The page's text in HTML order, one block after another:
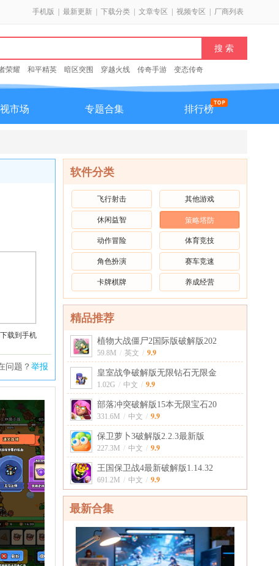
手机版 最新更新 下载分类 文章专区 视频专区 厂商列表
荣耀 和平精英 暗区突围 穿越火线 传奇手游 变态传奇
市场 专题合集 排行榜
问题？ 举报
载到手机
软件分类
飞行射击 其他游戏
休闲益智 策略塔防
动作冒险 体育竞技
角色扮演 赛车竞速
卡牌棋牌 养成经营
精品推荐
植物大战僵尸2国际版破解版202
59.8M / 英文 / 9.9
皇室战争破解版无限钻石无限金
1.02G / 中文 / 9.9
部落冲突破解版15本无限宝石20
331.6M / 中文 / 9.9
保卫萝卜3破解版2.2.3最新版
227.3M / 中文 / 9.9
王国保卫战4最新破解版1.14.32
691.2M / 中文 / 9.9
最新合集